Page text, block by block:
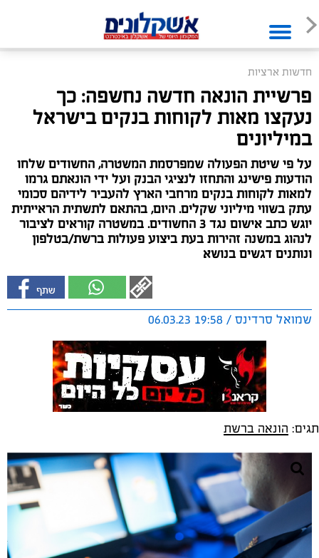
חדשות ארציות
פרשיית הונאה חדשה נחשפה: כך
נעקצו מאות לקוחות בנקים בישראל
במיליונים
על פי שיטת הפעולה שמפרסמת המשטרה, החשודים שלחו
הודעות פישינג והתחזו לנציגי הבנק ועל ידי הונאתם גרמו
למאות לקוחות בנקים מרחבי הארץ להעביר לידיהם סכומי
עתק בשווי מיליוני שקלים. היום, בהתאם לתשתית הראייתית
יוגש כתב אישום נגד 3 החשודים. במשטרה קוראים לציבור
לנהוג במשנה זהירות בעת ביצוע פעולות ברשת/בטלפון
ונותנים דגשים בנושא
שמואל סרדינס / 19:58 06.03.23
תגים: הונאה ברשת